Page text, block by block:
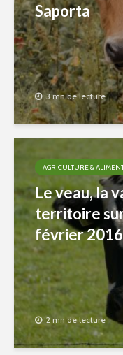
Saporta
3 mn de lecture
AGRICULTURE &
Le veau, la
territoire
février 2016
2 mn de lecture